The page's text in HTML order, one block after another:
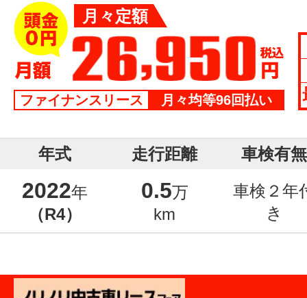
月々定額
ファイナンスリース 月々均等96回払い
年式 走行距離 車検有無
2022年
（R4）
0.5万
km
車検２年
き